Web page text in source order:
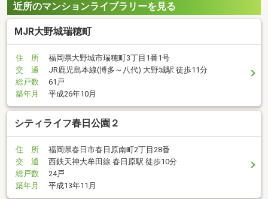
近所のマンションライブラリーを見る
MJR大野城瑞穂町
住 所
福岡県大野城市瑞穂町3丁目1番1号
交 通
JR鹿児島本線(博多～八代) 大野城駅 徒歩11分
総戸数
61戸
築年月
平成26年10月
シティライフ春日公園２
住 所
福岡県春日市春日原南町2丁目28番
交 通
西鉄天神大牟田線 春日原駅 徒歩10分
総戸数
24戸
築年月
平成13年11月